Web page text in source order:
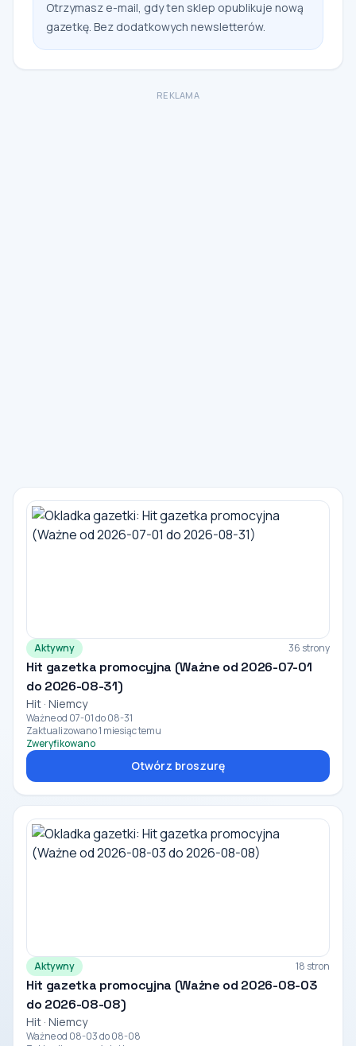
Otrzymasz e-mail, gdy ten sklep opublikuje nową
gazetkę. Bez dodatkowych newsletterów.
REKLAMA
Aktywny 36 strony
Hit gazetka promocyjna (Ważne od 2026-07-01
do 2026-08-31)
Hit · Niemcy
Ważne od 07-01 do 08-31
Zaktualizowano 1 miesiąc temu
Zweryfikowano
Otwórz broszurę
Aktywny 18 stron
Hit gazetka promocyjna (Ważne od 2026-08-03
do 2026-08-08)
Hit · Niemcy
Ważne od 08-03 do 08-08